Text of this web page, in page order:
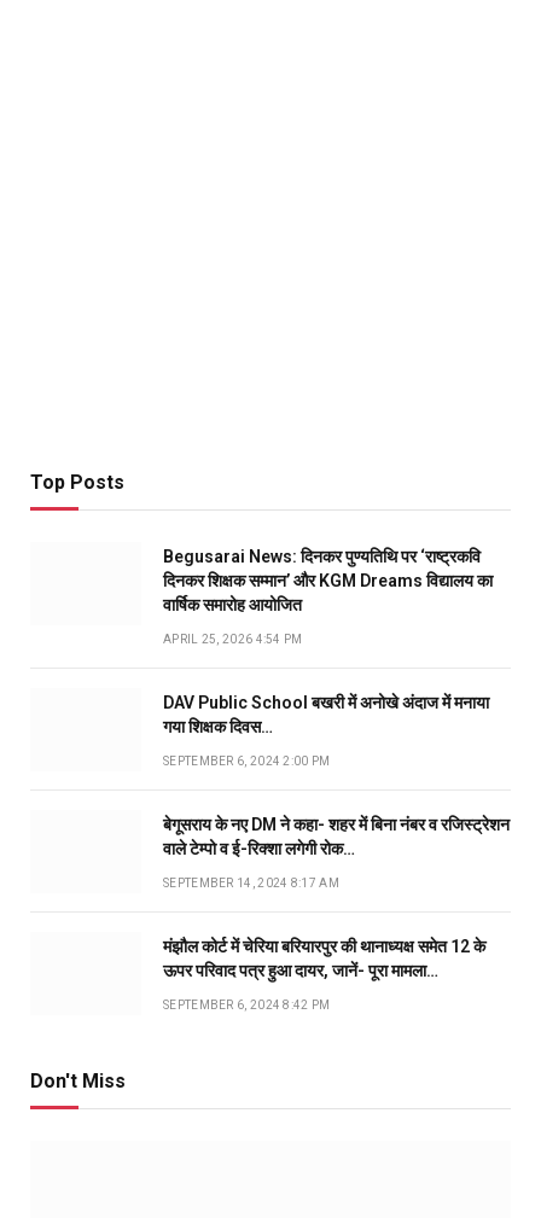
Top Posts
Begusarai News: दिनकर पुण्यतिथि पर ‘राष्ट्रकवि
दिनकर शिक्षक सम्मान’ और KGM Dreams विद्यालय का
वार्षिक समारोह आयोजित
APRIL 25, 2026 4:54 PM
DAV Public School बखरी में अनोखे अंदाज में मनाया
गया शिक्षक दिवस…
SEPTEMBER 6, 2024 2:00 PM
बेगूसराय के नए DM ने कहा- शहर में बिना नंबर व रजिस्ट्रेशन
वाले टेम्पो व ई-रिक्शा लगेगी रोक…
SEPTEMBER 14, 2024 8:17 AM
मंझौल कोर्ट में चेरिया बरियारपुर की थानाध्यक्ष समेत 12 के
ऊपर परिवाद पत्र हुआ दायर, जानें- पूरा मामला…
SEPTEMBER 6, 2024 8:42 PM
Don't Miss